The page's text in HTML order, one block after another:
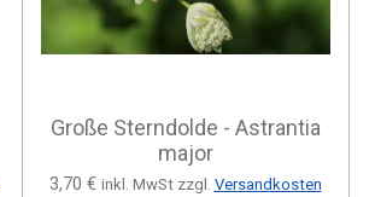
Große Sterndolde - Astrantia
major
3,70 € inkl. MwSt zzgl. Versandkosten